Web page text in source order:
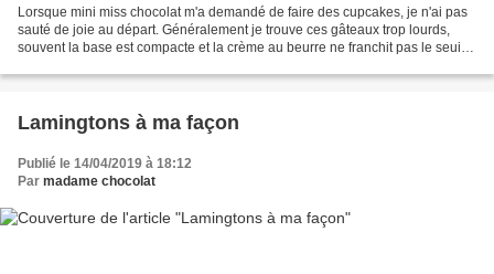
Lorsque mini miss chocolat m'a demandé de faire des cupcakes, je n'ai pas
sauté de joie au départ. Généralement je trouve ces gâteaux trop lourds,
souvent la base est compacte et la crème au beurre ne franchit pas le seuil
Lamingtons à ma façon
Publié le 14/04/2019 à 18:12
Par madame chocolat